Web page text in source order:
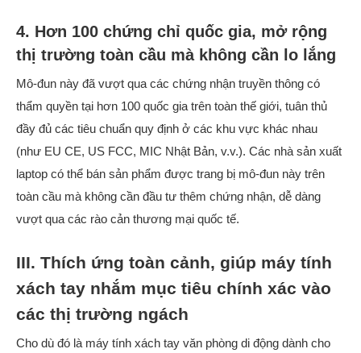
4. Hơn 100 chứng chỉ quốc gia, mở rộng
thị trường toàn cầu mà không cần lo lắng
Mô-đun này đã vượt qua các chứng nhận truyền thông có
thẩm quyền tại hơn 100 quốc gia trên toàn thế giới, tuân thủ
đầy đủ các tiêu chuẩn quy định ở các khu vực khác nhau
(như EU CE, US FCC, MIC Nhật Bản, v.v.). Các nhà sản xuất
laptop có thể bán sản phẩm được trang bị mô-đun này trên
toàn cầu mà không cần đầu tư thêm chứng nhận, dễ dàng
vượt qua các rào cản thương mại quốc tế.
III. Thích ứng toàn cảnh, giúp máy tính
xách tay nhắm mục tiêu chính xác vào
các thị trường ngách
Cho dù đó là máy tính xách tay văn phòng di động dành cho